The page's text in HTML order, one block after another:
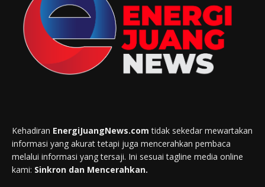
Kehadiran EnergiJuangNews.com tidak sekedar mewartakan
informasi yang akurat tetapi juga mencerahkan pembaca
melalui informasi yang tersaji. Ini sesuai tagline media online
kami: Sinkron dan Mencerahkan.